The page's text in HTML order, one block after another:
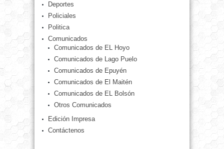
Deportes
Policiales
Politica
Comunicados
Comunicados de EL Hoyo
Comunicados de Lago Puelo
Comunicados de Epuyén
Comunicados de El Maitén
Comunicados de EL Bolsón
Otros Comunicados
Edición Impresa
Contáctenos